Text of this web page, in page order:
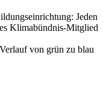
Jeden
Klimabündnis-Mitglied